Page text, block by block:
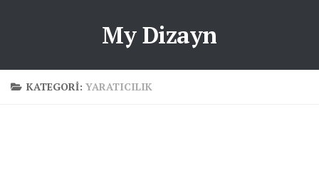
My Dizayn
KATEGORI: YARATICILIK